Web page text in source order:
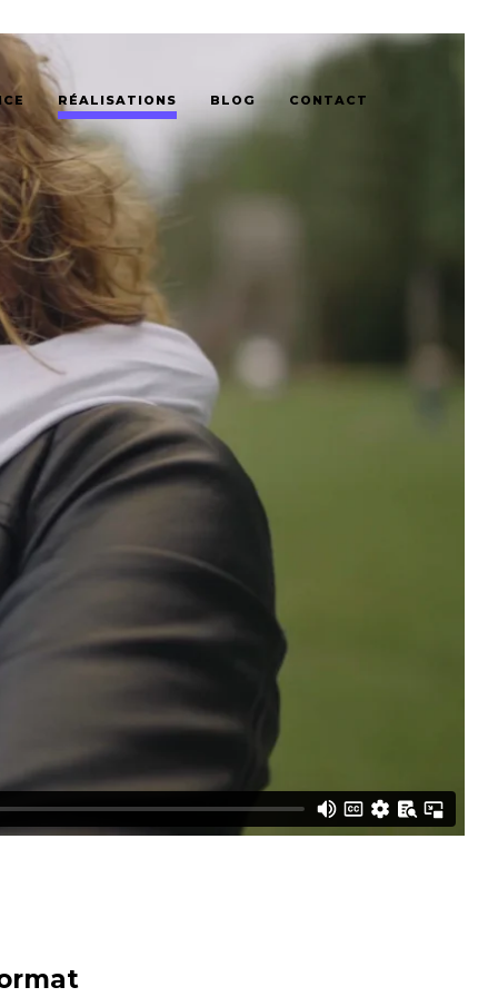
RÉALISATIONS BLOG CONTACT